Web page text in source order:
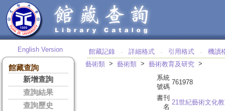
English Version
館藏查詢
新增查詢
查詢結果
查詢歷史
館藏記錄 ‧ 詳細格式 ‧ 引用格式 ‧
機讀
藝術類 > 藝術類 > 藝術教育及研究 >
系統
號碼
761978
書刊
名
21世紀藝術文化